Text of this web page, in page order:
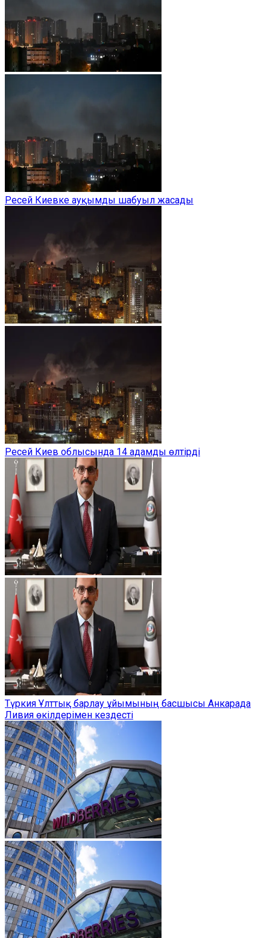
Ресей Киевке ауқымды шабуыл жасады
Ресей Киев облысында 14 адамды өлтірді
Түркия Ұлттық барлау ұйымының басшысы Анкарада
Ливия өкілдерімен кездесті